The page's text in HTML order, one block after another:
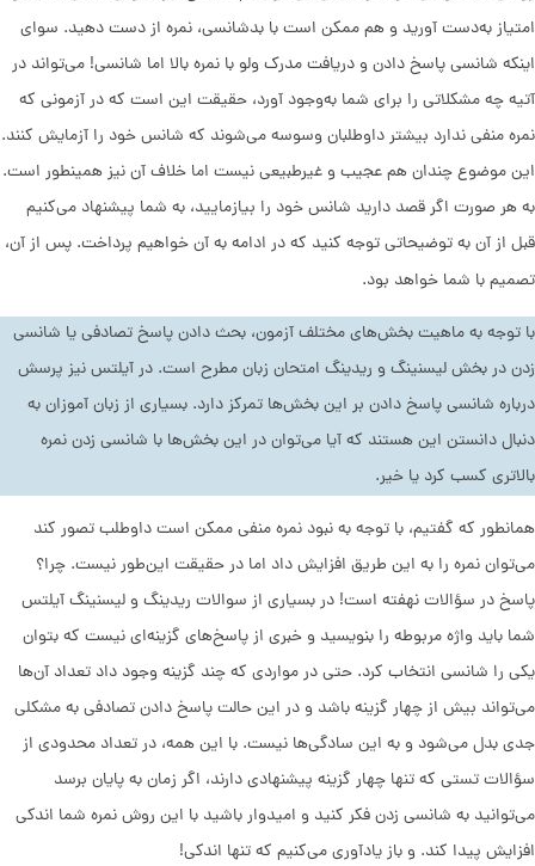
امتیاز به‌دست آورید و هم ممکن است با بدشانسی، نمره از دست دهید. سوای
اینکه شانسی پاسخ دادن و دریافت مدرک ولو با نمره بالا اما شانسی! می‌تواند در
آتیه چه مشکلاتی را برای شما به‌وجود آورد، حقیقت این است که در آزمونی که
نمره منفی ندارد بیشتر داوطلبان وسوسه می‌شوند که شانس خود را آزمایش کنند.
این موضوع چندان هم عجیب و غیرطبیعی نیست اما خلاف آن نیز همینطور است.
به هر صورت اگر قصد دارید شانس خود را بیازمایید، به شما پیشنهاد می‌کنیم
قبل از آن به توضیحاتی توجه کنید که در ادامه به آن خواهیم پرداخت. پس از آن،
تصمیم با شما خواهد بود.
با توجه به ماهیت بخش‌های مختلف آزمون، بحث دادن پاسخ تصادفی یا شانسی‌
زدن در بخش لیسنینگ و ریدینگ امتحان زبان مطرح است. در آیلتس نیز پرسش
درباره شانسی پاسخ دادن بر این بخش‌ها تمرکز دارد. بسیاری از زبان آموزان به
دنبال دانستن این هستند که آیا می‌توان در این بخش‌ها با شانسی زدن نمره
بالاتری کسب کرد یا خیر.
همانطور که گفتیم، با توجه به نبود نمره منفی ممکن است داوطلب تصور کند
می‌توان نمره را به این طریق افزایش داد اما در حقیقت این‌طور نیست. چرا؟
پاسخ در سؤالات نهفته است! در بسیاری از سوالات ریدینگ و لیسنینگ آیلتس
شما باید واژه مربوطه را بنویسید و خبری از پاسخ‌های گزینه‌ای نیست که بتوان
یکی را شانسی انتخاب کرد. حتی در مواردی که چند گزینه وجود داد تعداد آن‌ها
می‌تواند بیش از چهار گزینه باشد و در این حالت پاسخ دادن تصادفی به مشکلی
جدی بدل می‌شود و به این سادگی‌ها نیست. با این همه، در تعداد محدودی از
سؤالات تستی که تنها چهار گزینه پیشنهادی دارند، اگر زمان به پایان برسد
می‌توانید به شانسی زدن فکر کنید و امیدوار باشید با این روش نمره شما اندکی
افزایش پیدا کند. و باز یادآوری می‌کنیم که تنها اندکی!